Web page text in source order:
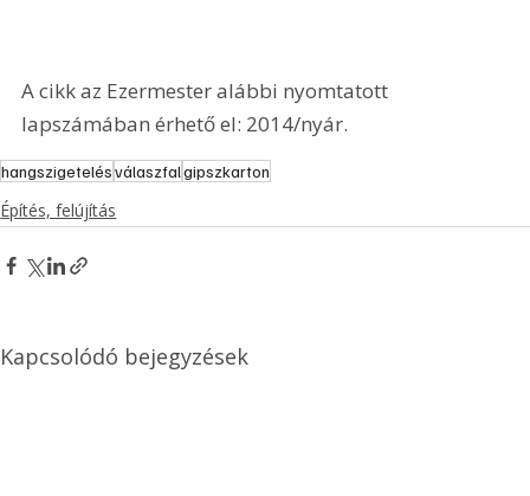
A cikk az Ezermester alábbi nyomtatott
lapszámában érhető el: 2014/nyár.
hangszigetelésválaszfalgipszkarton
Építés, felújítás
Kapcsolódó bejegyzések